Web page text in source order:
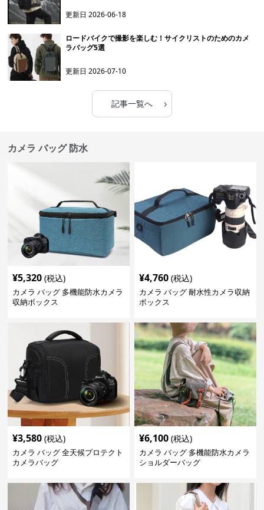
更新日2026-06-18
ロードバイクで撮影を楽しむ！サイクリストのためのカメ
ラバッグ5選
更新日2026-07-10
記事一覧へ ›
カメラ バッグ 防水
¥5,320 (税込)
カメラ バッグ 多機能防水カメラ
収納ボックス
¥4,760 (税込)
カメラ バッグ 耐水性カメラ収納
ボックス
¥3,580 (税込)
カメラ バッグ 全天候プロテクト
カメラバッグ
¥6,100 (税込)
カメラ バッグ 多機能防水カメラ
ショルダーバッグ